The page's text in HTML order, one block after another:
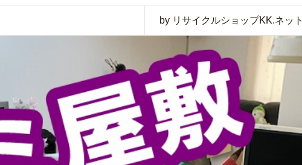
by リサイクルショップKK.ネット